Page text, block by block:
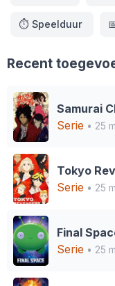
⏱️ Speelduur
Recent
Samurai
Serie • 25
Tokyo
Serie • 25
Final
Serie • 25